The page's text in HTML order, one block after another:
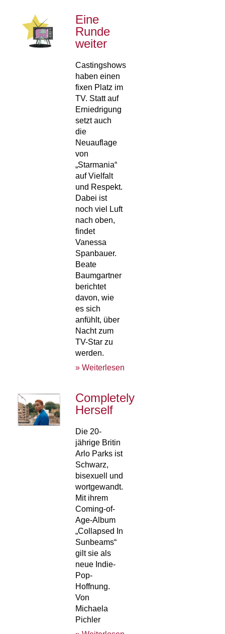
Eine
Runde
weiter
Castingshows
haben einen
fixen Platz im
TV. Statt auf
Erniedrigung
setzt auch
die
Neuauflage
von
„Starmania“
auf Vielfalt
und Respekt.
Dabei ist
noch viel Luft
nach oben,
findet
Vanessa
Spanbauer.
Beate
Baumgartner
berichtet
davon, wie
es sich
anfühlt, über
Nacht zum
TV-Star zu
werden.
» Weiterlesen
Completely
Herself
Die 20-
jährige Britin
Arlo Parks ist
Schwarz,
bisexuell und
wortgewandt.
Mit ihrem
Coming-of-
Age-Album
„Collapsed In
Sunbeams“
gilt sie als
neue Indie-
Pop-
Hoffnung.
Von
Michaela
Pichler